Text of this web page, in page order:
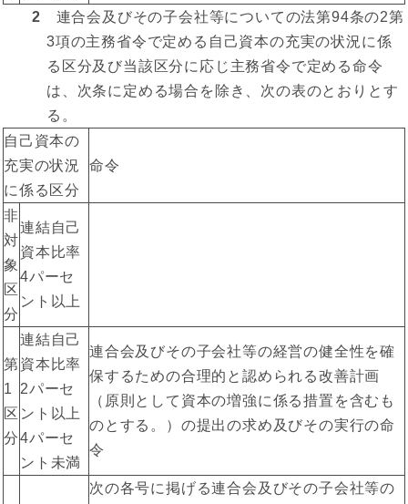
2 連合会及びその子会社等についての法第94条の2第
3項の主務省令で定める自己資本の充実の状況に係
る区分及び当該区分に応じ主務省令で定める命令
は、次条に定める場合を除き、次の表のとおりとす
る。
自己資本の
充実の状況
に係る区分
命令
非
対
象
区
分
連結自己
資本比率
4パーセ
ント以上
第
1
区
分
連結自己
資本比率
2パーセ
ント以上
4パーセ
ント未満
連合会及びその子会社等の経営の健全性を確
保するための合理的と認められる改善計画
（原則として資本の増強に係る措置を含むも
のとする。）の提出の求め及びその実行の命
令
次の各号に掲げる連合会及びその子会社等の